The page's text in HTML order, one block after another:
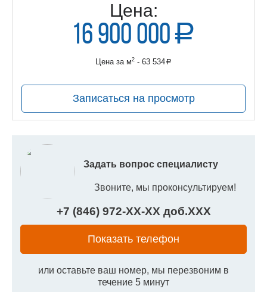
Цена:
16 900 000 a
руб.
Цена за м2 - 63 534 a
Записаться на просмотр
Задать вопрос специалисту
Звоните, мы проконсультируем!
+7 (846) 972-XX-XX доб.XXX
Показать телефон
или оставьте ваш номер, мы перезвоним в
течение 5 минут